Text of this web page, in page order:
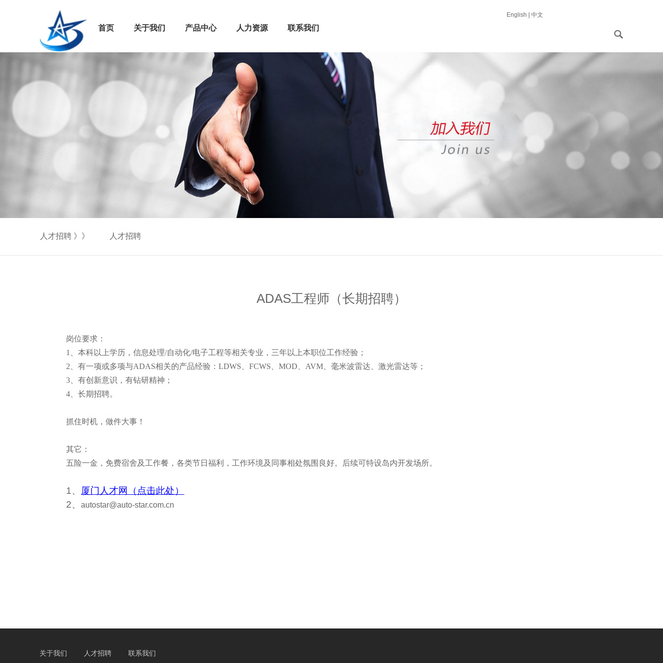
首页 关于我们 产品中心 人力资源 联系我们
English 中文
人才招聘 》》 人才招聘
ADAS工程师（长期招聘）
岗位要求 ：
1、本科以上学历，信息处理/自动化/电子工程等相关专业，三年以上本职位工作经验；
2、有一项或多项与ADAS相关的产品经验：LDWS、FCWS、MOD、AVM、毫米波雷达、激光雷达等；
3、有创新意识，有钻研精神；
4、长期招聘。
抓住时机，做件大事！
其它：
五险一金，免费宿舍及工作餐，各类节日福利，工作环境及同事相处氛围良好。后续可特设岛内开发场所。
1、 厦门人才网（点击此处）
2、autostar@auto-star.com.cn
关于我们 人才招聘 联系我们